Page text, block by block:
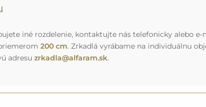
iné rozdelenie, kontaktujte nás telefonicky alebo
200 cm. Zrkadlá vyrábame na individuálnu
adresu zrkadla@alfaram.sk.